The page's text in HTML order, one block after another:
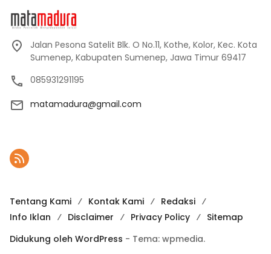
Jalan Pesona Satelit Blk. O No.11, Kothe, Kolor, Kec. Kota
Sumenep, Kabupaten Sumenep, Jawa Timur 69417
085931291195
matamadura@gmail.com
Tentang Kami Kontak Kami
Redaksi
Info Iklan
Disclaimer Privacy Policy
Sitemap
Didukung oleh WordPress - Tema: wpmedia.